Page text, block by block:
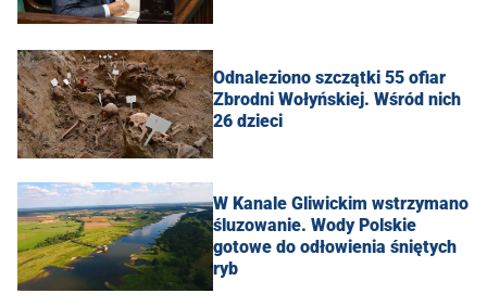
Odnaleziono szczątki 55 ofiar
Zbrodni Wołyńskiej. Wśród nich
26 dzieci
W Kanale Gliwickim wstrzymano
śluzowanie. Wody Polskie
gotowe do odłowienia śniętych
ryb